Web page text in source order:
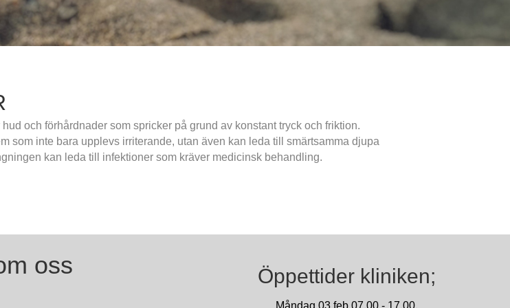
och förhårdnader som spricker på grund av konstant tryck och friktion.
som inte bara upplevs irriterande, utan även kan leda till smärtsamma djupa
kan leda till infektioner som kräver medicinsk behandling.
oss Öppettider kliniken;